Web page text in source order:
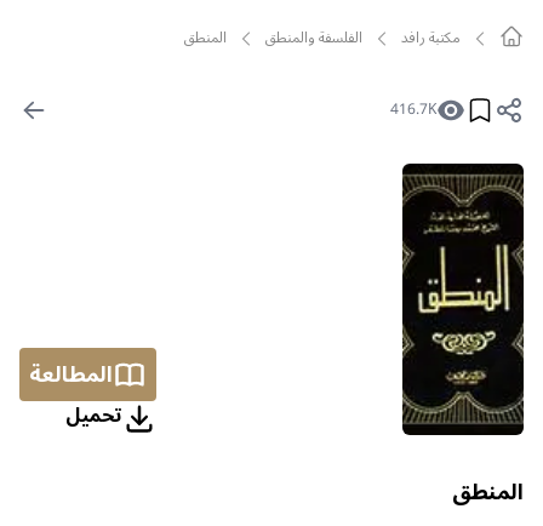
مکتبة رافد الفلسفة والمنطق المنطق
416.7K
المطالعة
تحمیل
المنطق